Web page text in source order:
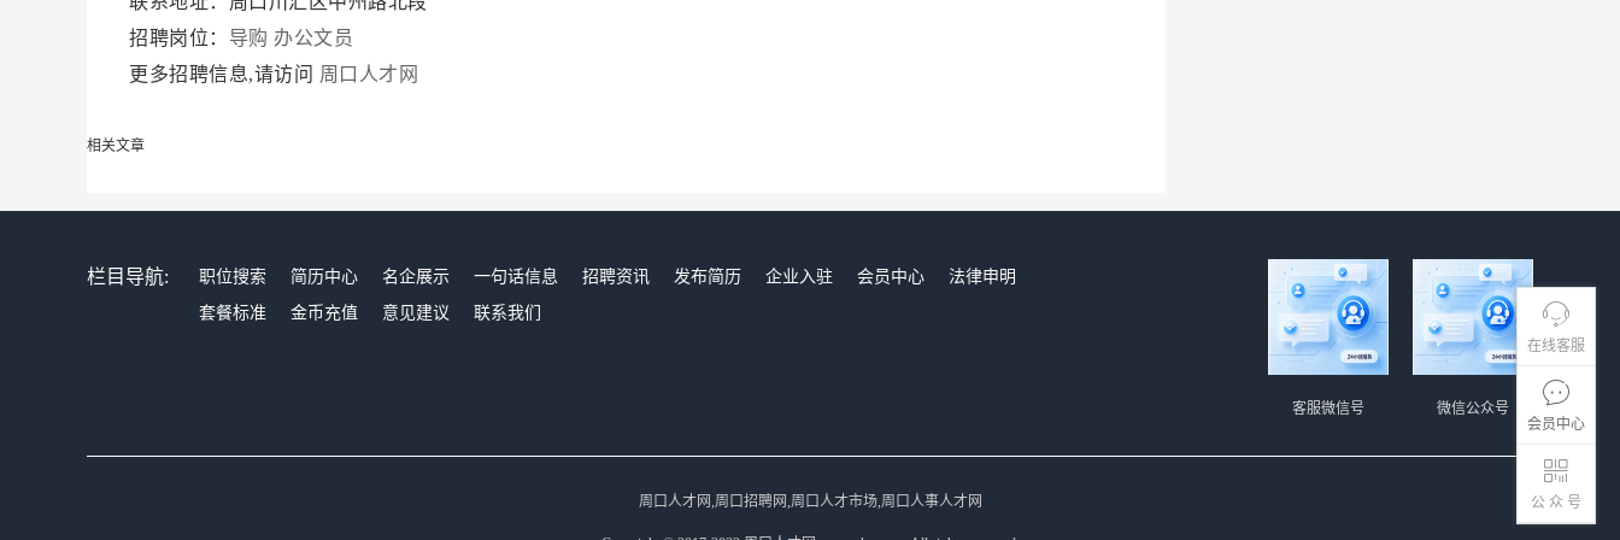
在线客服
会员中心
公 众 号
招聘岗位： 导购 办公文员
更多招聘信息,请访问 周口人才网
相关文章
栏目导航: 职位搜索 简历中心 名企展示 一句话信息 招聘资讯 发布简历 企业入驻 会员中心
法律申明
套餐标准
金币充值 意见建议 联系我们
微信公众号
客服微信号
周口人才网,周口招聘网,周口人才市场,周口人事人才网